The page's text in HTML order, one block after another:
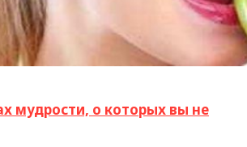
мудрости, о которых вы не